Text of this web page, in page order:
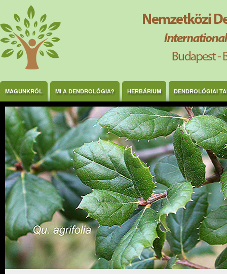
Ugrás a tartalomra
MAGUNKRÓL MI A DENDROLÓGIA? HERBÁRIUM DENDROLÓGIAI